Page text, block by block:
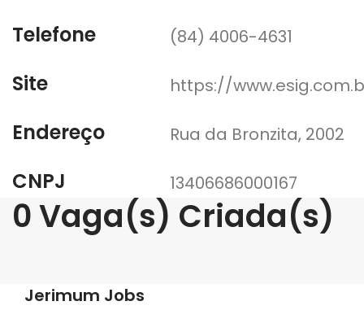
Telefone (84) 4006-4631
Site https://
Endereço Rua da Bronzita, 2002
CNPJ 13406686000167
0 Vaga(s) Criada(s)
Jerimum Jobs